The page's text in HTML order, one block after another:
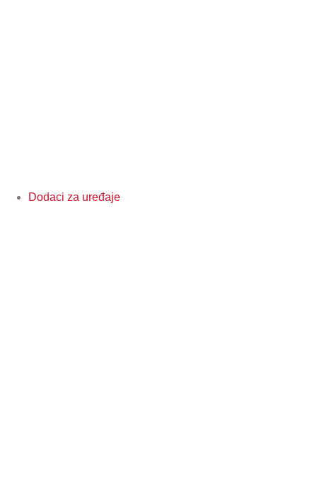
Dodaci za uređaje